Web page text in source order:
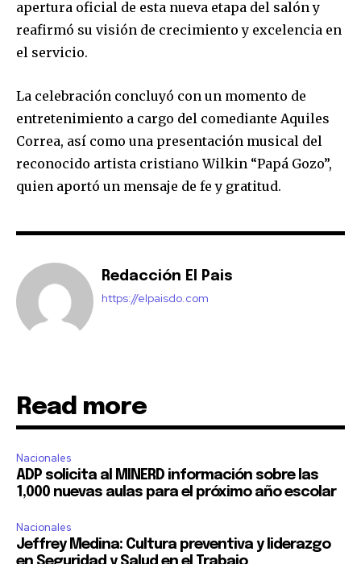
apertura oficial de esta nueva etapa del salón y
reafirmó su visión de crecimiento y excelencia en
el servicio.
La celebración concluyó con un momento de
entretenimiento a cargo del comediante Aquiles
Correa, así como una presentación musical del
reconocido artista cristiano Wilkin “Papá Gozo”,
quien aportó un mensaje de fe y gratitud.
Redacción El Pais
https://elpaisdo.com
Read more
Nacionales
ADP solicita al MINERD información sobre las
1,000 nuevas aulas para el próximo año escolar
Nacionales
Jeffrey Medina: Cultura preventiva y liderazgo